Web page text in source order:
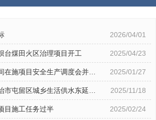
2026/04/01
台煤田火区治理项目开工 2025/04/23
在施项目安全生产调度会并慰 2025/01/27
市屯留区城乡生活供水东延管
项目
2025/11/18
目施工任务过半 2025/02/24